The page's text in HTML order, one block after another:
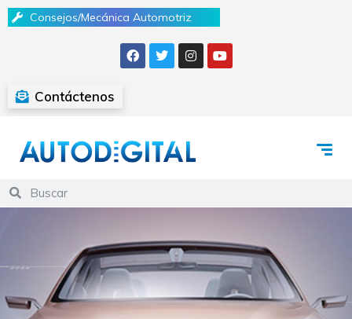
Consejos/Mecánica Automotriz
Contáctenos